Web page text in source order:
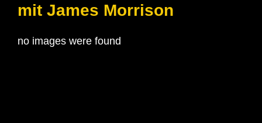
mit James Morrison
no images were found